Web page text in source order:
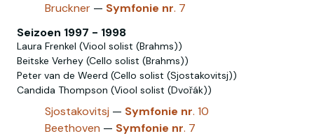
Bruckner — Symfonie nr. 7
Seizoen 1997 - 1998
Laura Frenkel (Viool solist (Brahms))
Beitske Verhey (Cello solist (Brahms))
Peter van de Weerd (Cello solist (Sjostakovitsj))
Candida Thompson (Viool solist (Dvořák))
Sjostakovitsj — Symfonie nr. 10
Beethoven — Symfonie nr. 7